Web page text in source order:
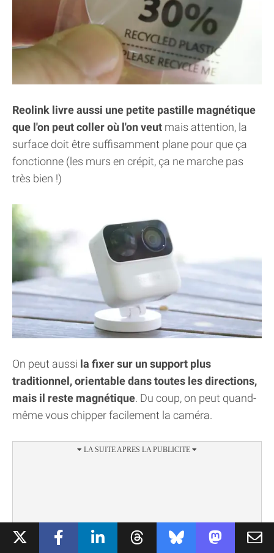
Reolink livre aussi une petite pastille magnétique
que l'on peut coller où l'on veut mais attention, la
surface doit être suffisamment plane pour que ça
fonctionne (les murs en crépit, ça ne marche pas
très bien !)
On peut aussi la fixer sur un support plus
traditionnel, orientable dans toutes les directions,
mais il reste magnétique. Du coup, on peut quand-
même vous chipper facilement la caméra.